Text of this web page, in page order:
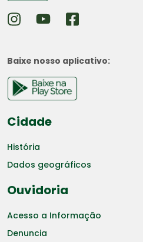
Baixe nosso aplicativo:
Cidade
História
Dados geográficos
Ouvidoria
Acesso a Informação
Denuncia